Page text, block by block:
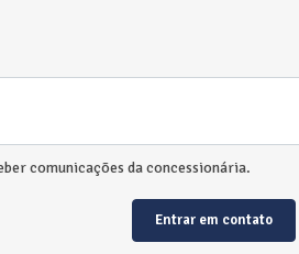
comunicações da concessionária.
Entrar em contato